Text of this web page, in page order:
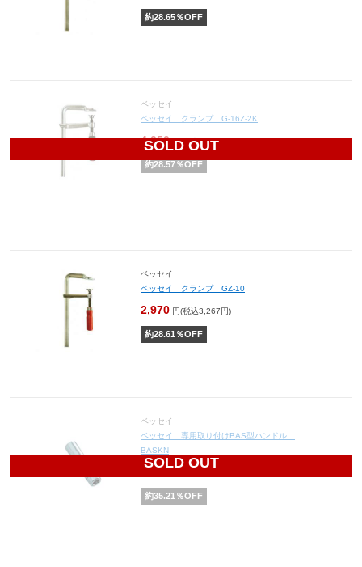
約28.65％OFF
SOLD OUT
ベッセイ
ベッセイ クランプ G-16Z-2K
4,050 円(税込4,455円)
約28.57％OFF
ベッセイ
ベッセイ クランプ GZ-10
2,970 円(税込3,267円)
約28.61 ％OFF
SOLD OUT
ベッセイ
ベッセイ 専用取り付けBAS型ハンドル
BASKN
4,600
約35.21 ％OFF